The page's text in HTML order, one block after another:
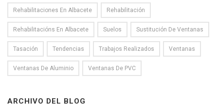
Rehabilitaciones En Albacete Rehabilitación
Rehabilitacións En Albacete Suelos Sustitución De Ventanas
Tasación Tendencias Trabajos Realizados Ventanas
Ventanas De Aluminio Ventanas De PVC
ARCHIVO DEL BLOG